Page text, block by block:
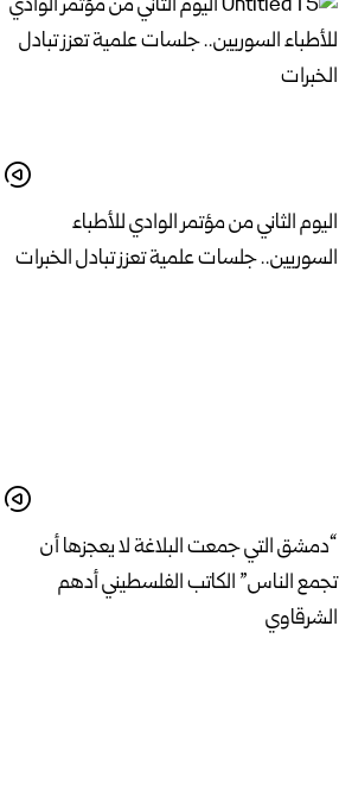
اليوم الثاني من مؤتمر الوادي للأطباء
السوريين.. جلسات علمية تعزز تبادل الخبرات
“دمشق التي جمعت البلاغة لا يعجزها أن
تجمع الناس” الكاتب الفلسطيني أدهم
الشرقاوي